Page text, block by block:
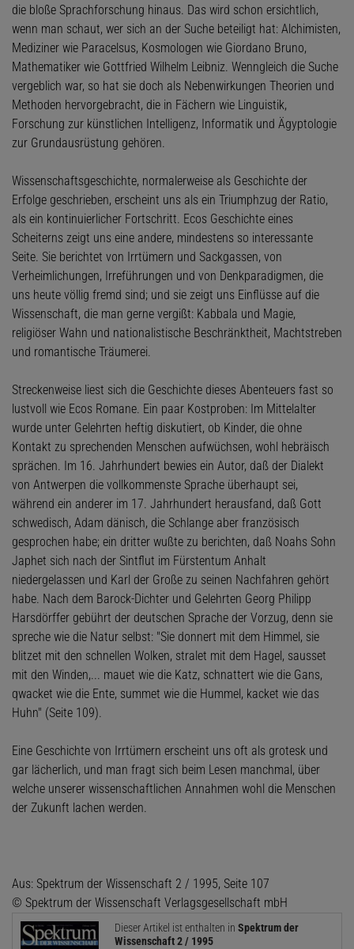
die bloße Sprachforschung hinaus. Das wird schon ersichtlich,
wenn man schaut, wer sich an der Suche beteiligt hat: Alchimisten,
Mediziner wie Paracelsus, Kosmologen wie Giordano Bruno,
Mathematiker wie Gottfried Wilhelm Leibniz. Wenngleich die Suche
vergeblich war, so hat sie doch als Nebenwirkungen Theorien und
Methoden hervorgebracht, die in Fächern wie Linguistik,
Forschung zur künstlichen Intelligenz, Informatik und Ägyptologie
zur Grundausrüstung gehören.
Wissenschaftsgeschichte, normalerweise als Geschichte der
Erfolge geschrieben, erscheint uns als ein Triumphzug der Ratio,
als ein kontinuierlicher Fortschritt. Ecos Geschichte eines
Scheiterns zeigt uns eine andere, mindestens so interessante
Seite. Sie berichtet von Irrtümern und Sackgassen, von
Verheimlichungen, Irreführungen und von Denkparadigmen, die
uns heute völlig fremd sind; und sie zeigt uns Einflüsse auf die
Wissenschaft, die man gerne vergißt: Kabbala und Magie,
religiöser Wahn und nationalistische Beschränktheit, Machtstreben
und romantische Träumerei.
Streckenweise liest sich die Geschichte dieses Abenteuers fast so
lustvoll wie Ecos Romane. Ein paar Kostproben: Im Mittelalter
wurde unter Gelehrten heftig diskutiert, ob Kinder, die ohne
Kontakt zu sprechenden Menschen aufwüchsen, wohl hebräisch
sprächen. Im 16. Jahrhundert bewies ein Autor, daß der Dialekt
von Antwerpen die vollkommenste Sprache überhaupt sei,
während ein anderer im 17. Jahrhundert herausfand, daß Gott
schwedisch, Adam dänisch, die Schlange aber französisch
gesprochen habe; ein dritter wußte zu berichten, daß Noahs Sohn
Japhet sich nach der Sintflut im Fürstentum Anhalt
niedergelassen und Karl der Große zu seinen Nachfahren gehört
habe. Nach dem Barock-Dichter und Gelehrten Georg Philipp
Harsdörffer gebührt der deutschen Sprache der Vorzug, denn sie
spreche wie die Natur selbst: "Sie donnert mit dem Himmel, sie
blitzet mit den schnellen Wolken, stralet mit dem Hagel, sausset
mit den Winden,... mauet wie die Katz, schnattert wie die Gans,
qwacket wie die Ente, summet wie die Hummel, kacket wie das
Huhn" (Seite 109).
Eine Geschichte von Irrtümern erscheint uns oft als grotesk und
gar lächerlich, und man fragt sich beim Lesen manchmal, über
welche unserer wissenschaftlichen Annahmen wohl die Menschen
der Zukunft lachen werden.
Aus: Spektrum der Wissenschaft 2 / 1995, Seite 107
© Spektrum der Wissenschaft Verlagsgesellschaft mbH
Dieser Artikel ist enthalten in Spektrum der
Wissenschaft 2 / 1995